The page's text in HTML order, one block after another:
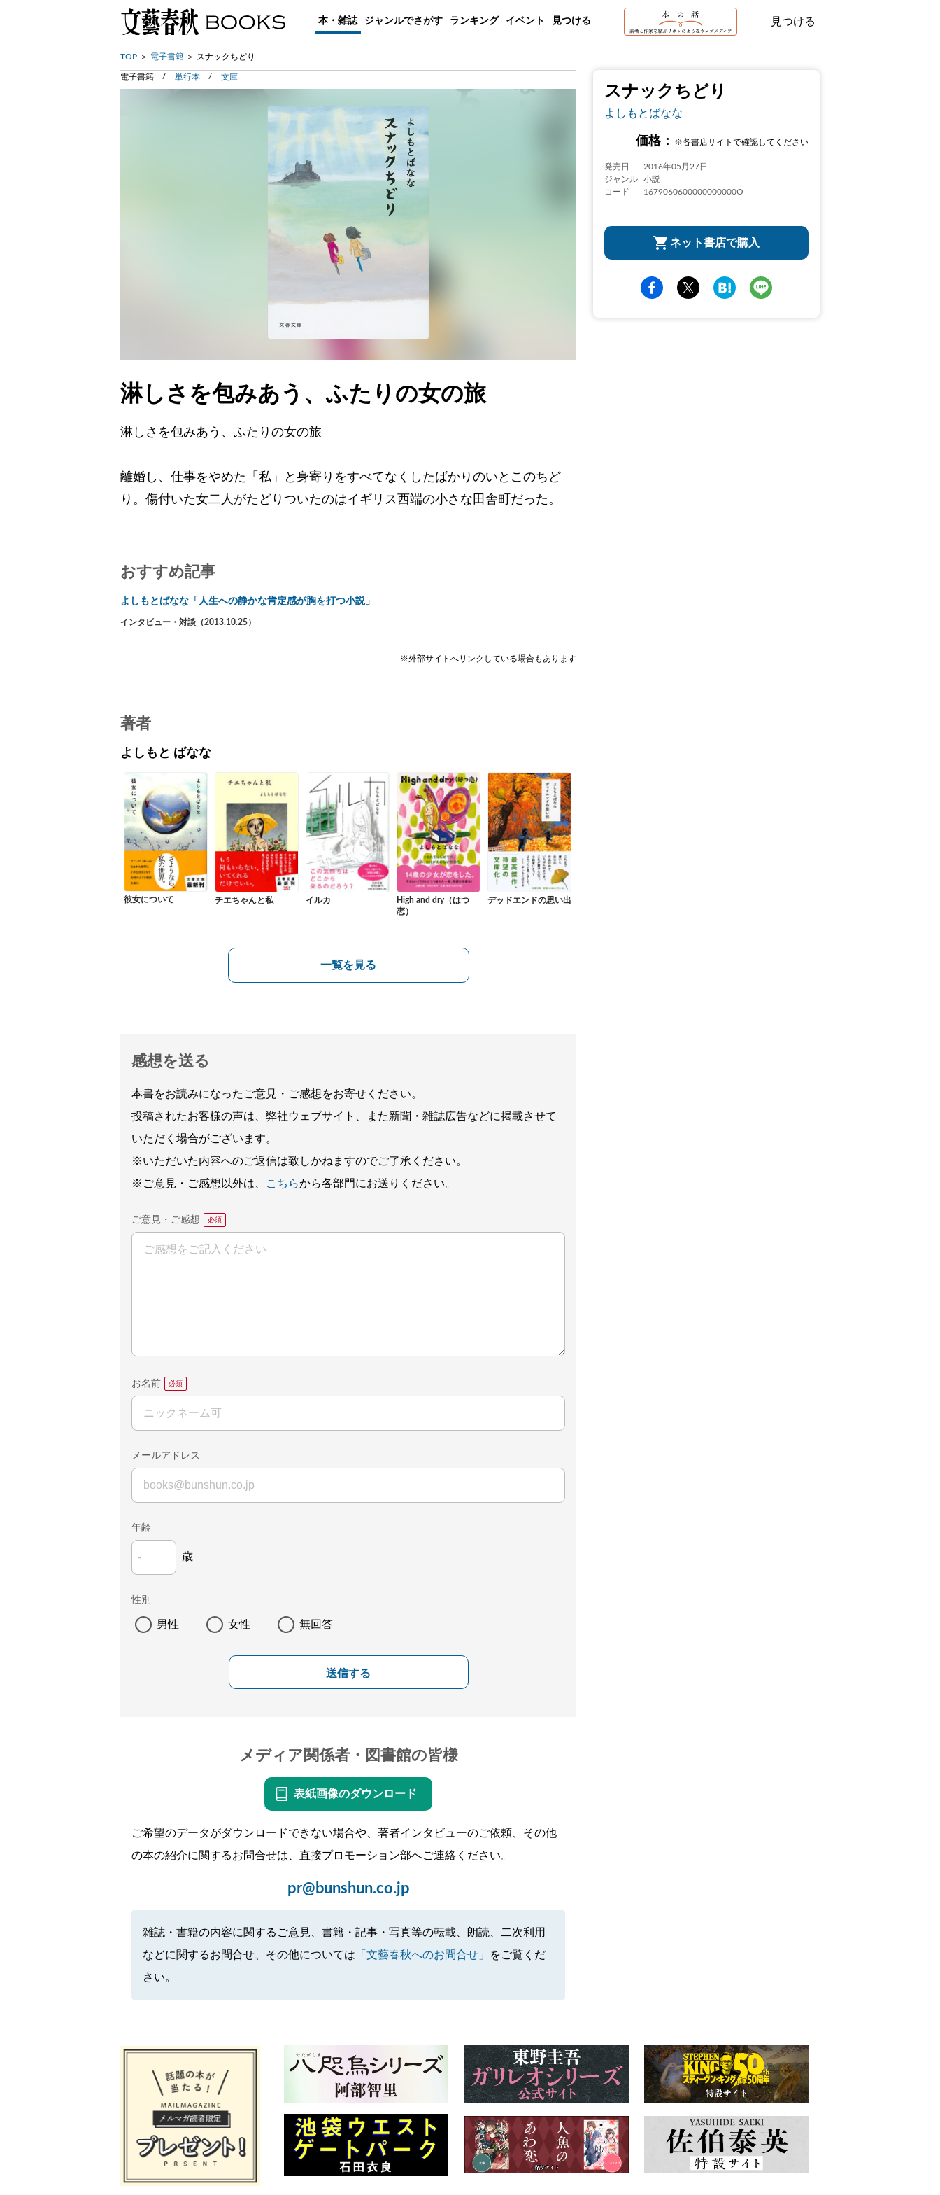
本・雑誌 ジャンルでさがす ランキング イベント 見つける 見つける
TOP 電子書籍 スナックちどり
スナックちどり
よしもとばなな
価格： ※各書店サイトで確認してください
発売日
2016年05月27日
ジャンル
小説
コード
1679060600000000000O
ネット書店で購入
電子書籍 単行本 文庫
淋しさを包みあう、ふたりの女の旅
淋しさを包みあう、ふたりの女の旅
離婚し、仕事をやめた「私」と身寄りをすべてなくしたばかりのいとこのちど
り。傷付いた女二人がたどりついたのはイギリス西端の小さな田舎町だった。
おすすめ記事
よしもとばなな「人生への静かな肯定感が胸を打つ小説」
インタビュー・対談（2013.10.25）
※外部サイトへリンクしている場合もあります
著者
よしもと ばなな
彼女について チエちゃんと私 イルカ
High and dry（はつ
恋）
デッドエンドの思い出
一覧を見る
感想を送る
本書をお読みになったご意見・ご感想をお寄せください。
投稿されたお客様の声は、弊社ウェブサイト、また新聞・雑誌広告などに掲載させて
いただく場合がございます。
※いただいた内容へのご返信は致しかねますのでご了承ください。
※ご意見・ご感想以外は、
こちらから各部門にお送りください。
ご意見・ご感想
お名前
メールアドレス
年齢
歳
性別
男性 女性 無回答
送信する
メディア関係者・図書館の皆様
表紙画像のダウンロード
ご希望のデータがダウンロードできない場合や、著者インタビューのご依頼、その他
の本の紹介に関するお問合せは、直接プロモーション部へご連絡ください。
pr@bunshun.co.jp
雑誌・書籍の内容に関するご意見、書籍・記事・写真等の転載、朗読、二次利用
などに関するお問合せ、その他については 「文藝春秋へのお問合せ」
をご覧くだ
さい。